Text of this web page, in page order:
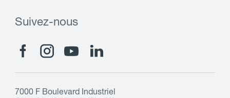
Suivez-nous
7000 F Boulevard Industriel